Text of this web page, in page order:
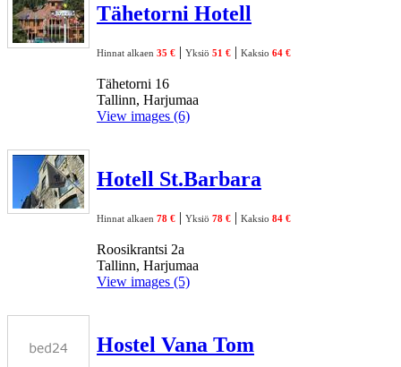
Tähetorni Hotell
Hinnat alkaen 35 € | Yksiö 51 € | Kaksio 64 €
Tähetorni 16
Tallinn, Harjumaa
View images (6)
Hotell St.Barbara
Hinnat alkaen 78 € | Yksiö 78 € | Kaksio 84 €
Roosikrantsi 2a
Tallinn, Harjumaa
View images (5)
Hostel Vana Tom